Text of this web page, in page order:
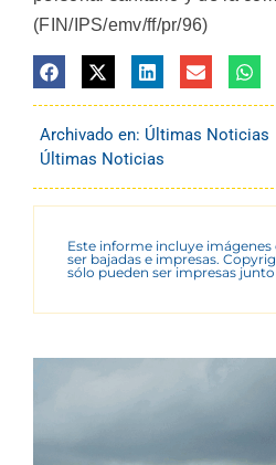
(FIN/IPS/emv/ff/pr/96)
Archivado en: Últimas Noticias
Últimas Noticias
Este informe incluye
ser bajadas e impresas.
sólo pueden ser impresas